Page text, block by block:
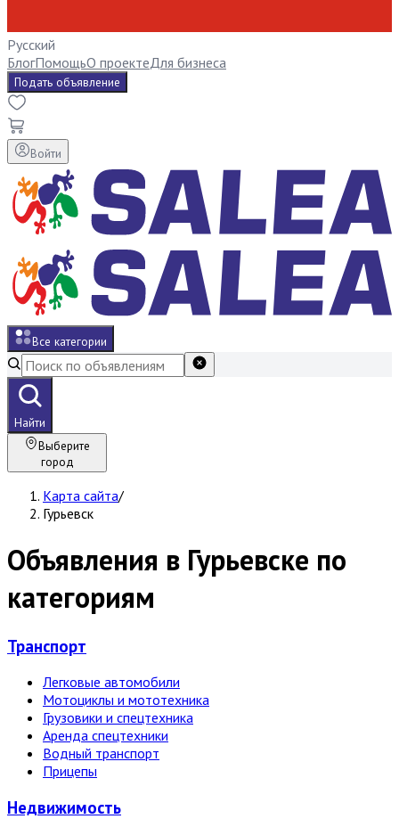
Русский
БлогПомощьО проектеДля бизнеса
Подать объявление
Войти
Все категории
Найти
Выберите
город
Карта сайта/
Гурьевск
Объявления в Гурьевске по
категориям
Транспорт
Легковые автомобили
Мотоциклы и мототехника
Грузовики и спецтехника
Аренда спецтехники
Водный транспорт
Прицепы
Недвижи­мость